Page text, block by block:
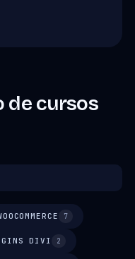
de cursos
7
DIVI 2